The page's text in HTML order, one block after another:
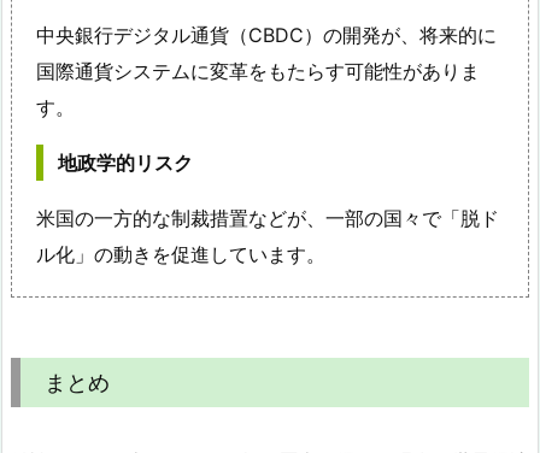
中央銀行デジタル通貨（CBDC）の開発が、将来的に
国際通貨システムに変革をもたらす可能性がありま
す。
地政学的リスク
米国の一方的な制裁措置などが、一部の国々で「脱ド
ル化」の動きを促進しています。
まとめ